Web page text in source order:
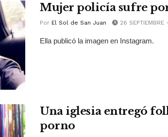
Mujer policía sufre
Por El Sol de San Juan 26 SEPTIEMBRE
Ella publicó la imagen en Instagram.
Una iglesia entregó
porno